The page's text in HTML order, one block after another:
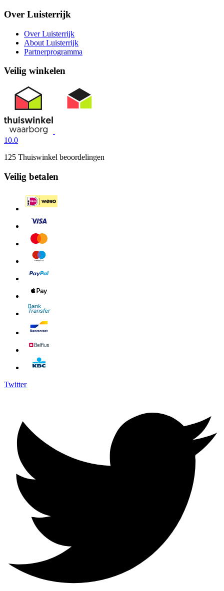
Over Luisterrijk
Over Luisterrijk
About Luisterrijk
Partnerprogramma
Veilig winkelen
10.0
125 Thuiswinkel beoordelingen
Veilig betalen
Twitter